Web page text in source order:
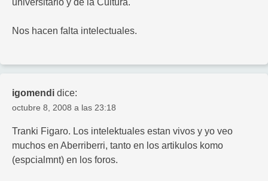
Nos hacen falta intelectuales.
igomendi dice:
octubre 8, 2008 a las 23:18
Tranki Figaro. Los intelektuales estan vivos y yo veo
muchos en Aberriberri, tanto en los artikulos komo
(espcialmnt) en los foros.